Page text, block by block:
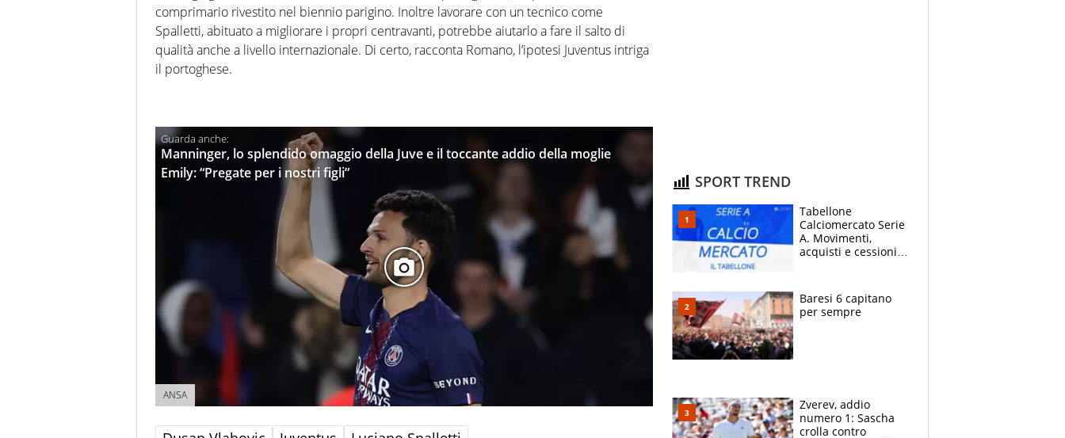
comprimario rivestito nel biennio parigino. Inoltre lavorare con un tecnico come
Spalletti, abituato a migliorare i propri centravanti, potrebbe aiutarlo a fare il salto di
qualità anche a livello internazionale. Di certo, racconta Romano, l’ipotesi Juventus intriga
il portoghese.
Manninger, lo splendido omaggio della Juve e il toccante addio della moglie
Emily: “Pregate per i nostri figli”
ANSA
SPORT TREND
Tabellone
Calciomercato Serie
A. Movimenti,
acquisti e cessioni:
Baresi 6 capitano
per sempre
Zverev, addio
numero 1: Sascha
crolla contro